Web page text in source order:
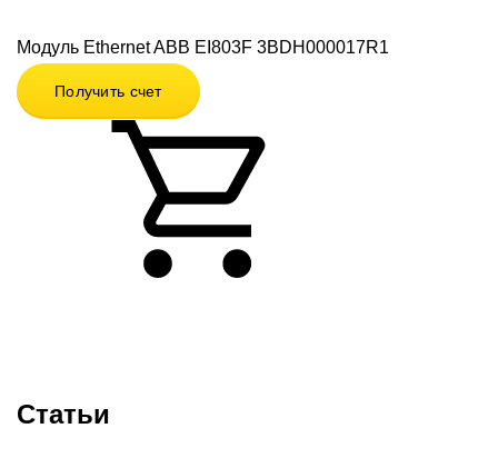
Модуль Ethernet ABB EI803F 3BDH000017R1
Получить счет
Статьи